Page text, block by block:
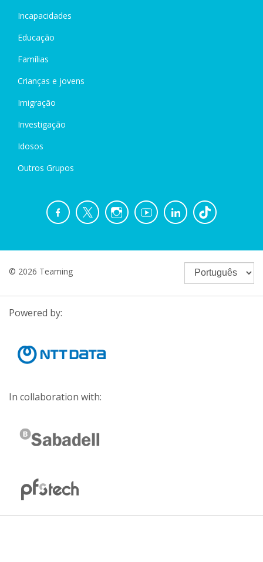
Incapacidades
Educação
Famílias
Crianças e jovens
Imigração
Investigação
Idosos
Outros Grupos
© 2026 Teaming
Powered by:
In collaboration with: